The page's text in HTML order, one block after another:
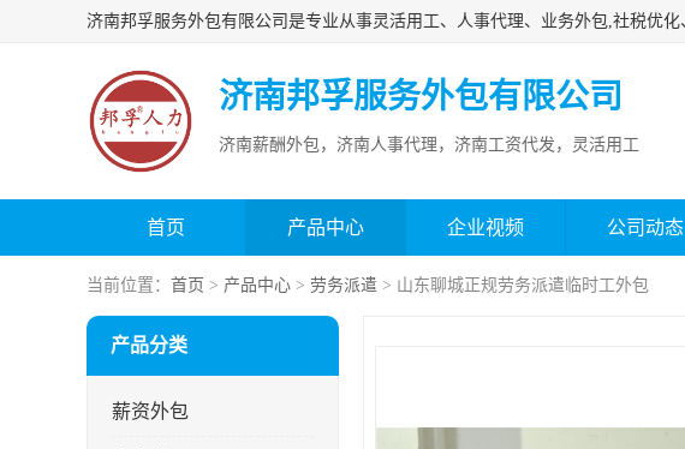
济南邦孚服务外包有限公司
济南薪酬外包，济南人事代理，济南工资代发，灵活用工
首页 产品中心 企业视频 公司动态
当前位置： 首页 > 产品中心 > 劳务派遣 > 山东聊城正规劳务派遣临时工外包
产品分类
薪资外包